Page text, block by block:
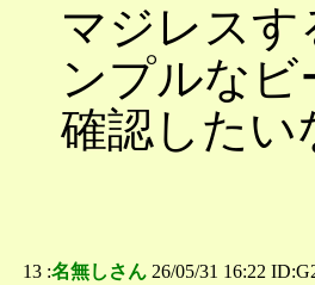
マジレス
ンプルな
確認したい
13 :名無しさん 26/05/31 16:22